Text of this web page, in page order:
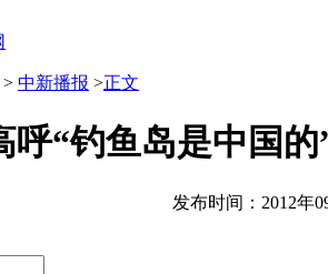
> 中新播报 >正文
呼“钓鱼岛是中国的
发布时间：2012年